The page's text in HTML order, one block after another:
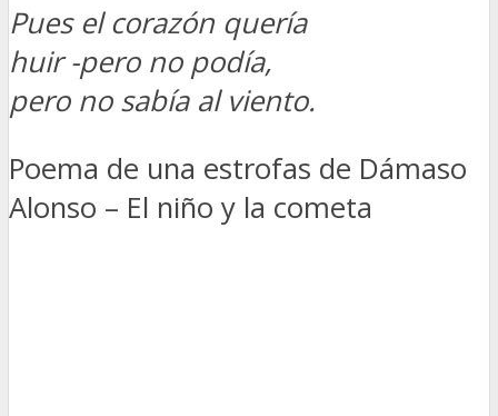
Pues el corazón quería
huir -pero no podía,
pero no sabía­ al viento.
Poema de una estrofas de Dámaso
Alonso – El niño y la cometa